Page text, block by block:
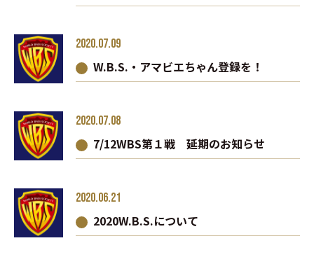
2020.07.09
W.B.S.・アマビエちゃん登録を！
2020.07.08
7/12WBS第１戦 延期のお知らせ
2020.06.21
2020W.B.S.について